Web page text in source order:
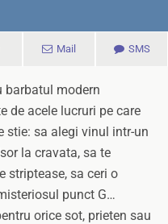
Mail SMS
barbatul modern
de acele lucruri pe care
stie: sa alegi vinul intr-un
la cravata, sa te
striptease, sa ceri o
punct G…
orice sot, prieten sau